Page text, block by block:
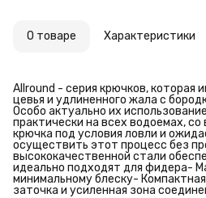
О товаре Характеристики
Allround - серия крючков, которая
цевья и удлиненного жала с
Особо актуально их
практически на всех водоемах,
крючка под условия ловли и
осуществить этот процесс без
высококачественной стали
идеально подходят для фидера-
минимальному блеску-
заточка и усиленная зона